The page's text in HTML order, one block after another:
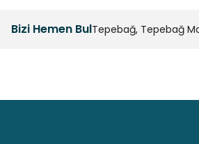
Ürün bilgilerinde hatalar bulunuyor.
Bizi Hemen BulTepebağ, Tepebağ